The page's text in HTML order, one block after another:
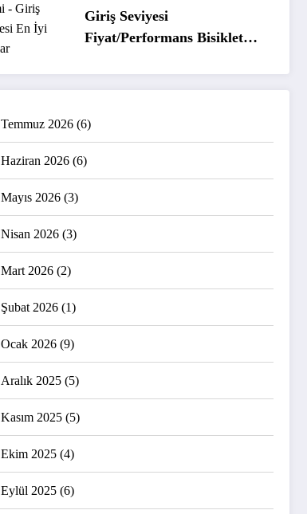
Giriş Seviyesi
Fiyat/Performans Bisiklet
Temmuz 2026 (6)
Haziran 2026 (6)
Mayıs 2026 (3)
Nisan 2026 (3)
Mart 2026 (2)
Şubat 2026 (1)
Ocak 2026 (9)
Aralık 2025 (5)
Kasım 2025 (5)
Ekim 2025 (4)
Eylül 2025 (6)